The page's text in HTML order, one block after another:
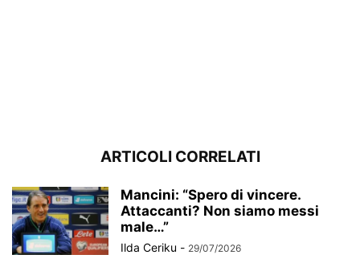
ARTICOLI CORRELATI
Mancini: “Spero di vincere.
Attaccanti? Non siamo messi
male…”
Ilda Ceriku - 29/07/2026